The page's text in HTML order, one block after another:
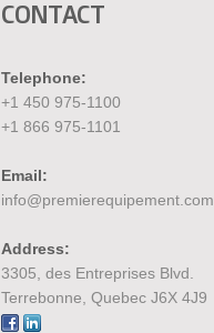
CONTACT
Telephone:
+1 450 975-1100
+1 866 975-1101
Email:
info@premierequipement.com
Address:
3305, des Entreprises Blvd.
Terrebonne, Quebec J6X 4J9